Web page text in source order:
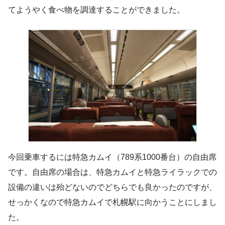
てようやく食べ物を調達することができました。
今回乗車するには特急カムイ（789系1000番台）の自由席
です。自由席の場合は、特急カムイと特急ライラックでの
設備の違いは殆どないのでどちらでも良かったのですが、
せっかくなので特急カムイで札幌駅に向かうことにしまし
た。